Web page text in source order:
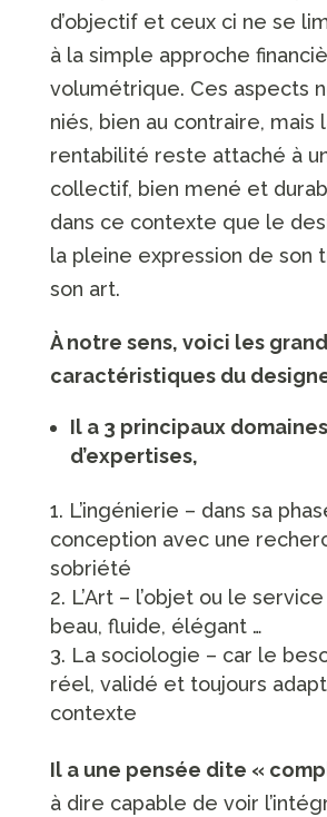
d’objectif et ceux ci ne se
à la simple approche
volumétrique. Ces aspects
niés, bien au contraire, mais
rentabilité reste attaché à
collectif, bien mené et
dans ce contexte que le
la pleine expression de son
son art.
À notre sens, voici les
caractéristiques du
Il a 3 principaux domaines
d’expertises,
L’ingénierie – dans sa
conception avec une
sobriété
L’Art – l’objet ou le
beau, fluide, élégant …
La sociologie – car le
réel, validé et toujours
contexte
Il a une pensée dite «
à dire capable de voir